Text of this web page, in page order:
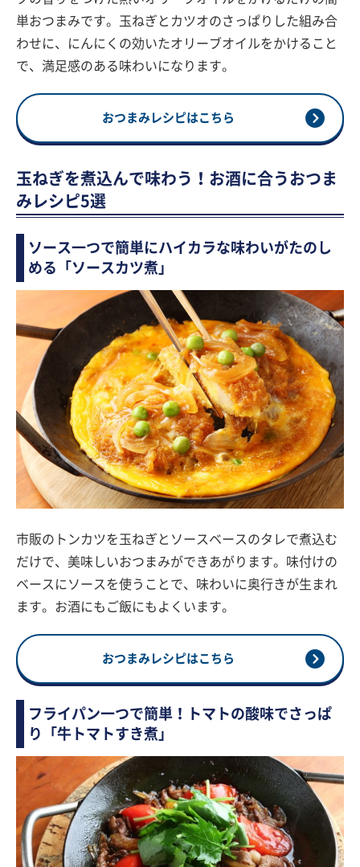
単おつまみです。玉ねぎとカツオのさっぱりした組み合
わせに、にんにくの効いたオリーブオイルをかけること
で、満足感のある味わいになります。
おつまみレシピはこちら
玉ねぎを煮込んで味わう！お酒に合うおつま
みレシピ5選
ソース一つで簡単にハイカラな味わいがたのし
める「ソースカツ煮」
市販のトンカツを玉ねぎとソースベースのタレで煮込む
だけで、美味しいおつまみができあがります。味付けの
ベースにソースを使うことで、味わいに奥行きが生まれ
ます。お酒にもご飯にもよくいます。
おつまみレシピはこちら
フライパン一つで簡単！トマトの酸味でさっぱ
り「牛トマトすき煮」